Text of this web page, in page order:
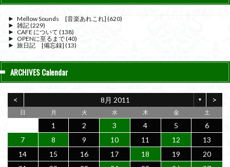
► Mellow Sounds [音楽あれこれ] (620)
► 雑記(229)
► CAFE について (138)
► OPENに至るまで(40)
► 旅日記 [備忘録] (13)
ARCHIVES Calendar
< 8月 2011 ▼ >
日 月 火 水 木 金 土
1 2 3 4 5
6
7
8 9 10 11 12
13
14
15 16 17 18 19
20